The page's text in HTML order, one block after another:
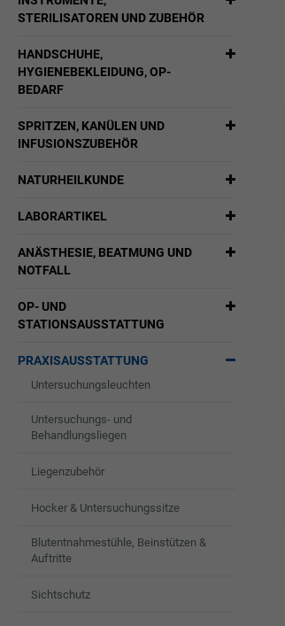
STERILISATOREN UND ZUBEHÖR
HANDSCHUHE,
HYGIENEBEKLEIDUNG, OP-
BEDARF
SPRITZEN, KANÜLEN UND
INFUSIONSZUBEHÖR
NATURHEILKUNDE
LABORARTIKEL
ANÄSTHESIE, BEATMUNG UND
NOTFALL
OP- UND
STATIONSAUSSTATTUNG
PRAXISAUSSTATTUNG
Untersuchungsleuchten
Untersuchungs- und
Behandlungsliegen
Liegenzubehör
Hocker & Untersuchungssitze
Blutentnahmestühle, Beinstützen &
Auftritte
Sichtschutz